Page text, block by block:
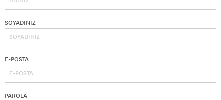
SOYADINIZ
E-POSTA
PAROLA